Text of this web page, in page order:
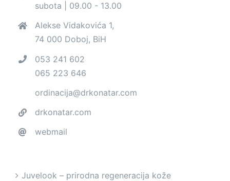
subota | 09.00 - 13.00
Alekse Vidakovića 1,
74 000 Doboj, BiH
053 241 602
065 223 646
ordinacija@drkonatar.com
drkonatar.com
webmail
Juvelook – prirodna regeneracija kože